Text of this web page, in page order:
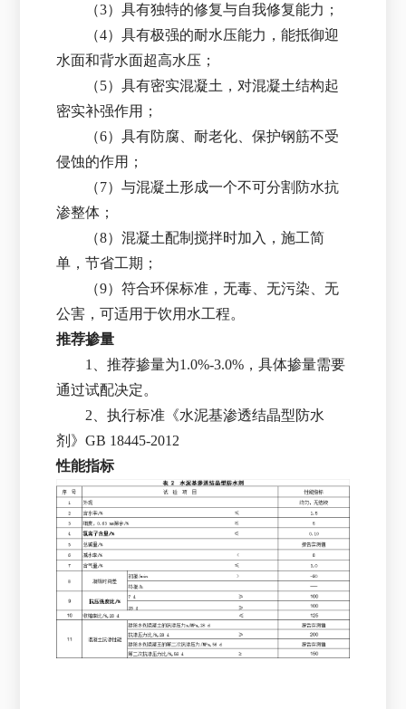
（3）具有独特的修复与自我修复能力；
（4）具有极强的耐水压能力，能抵御迎
水面和背水面超高水压；
（5）具有密实混凝土，对混凝土结构起
密实补强作用；
（6）具有防腐、耐老化、保护钢筋不受
侵蚀的作用；
（7）与混凝土形成一个不可分割防水抗
渗整体；
（8）混凝土配制搅拌时加入，施工简
单，节省工期；
（9）符合环保标准，无毒、无污染、无
公害，可适用于饮用水工程。
推荐掺量
1、推荐掺量为1.0%-3.0%，具体掺量需要
通过试配决定。
2、执行标准《水泥基渗透结晶型防水
剂》GB 18445-2012
性能指标